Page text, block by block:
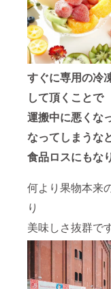
すぐに専用の冷
して頂くことで
運搬中に悪くな
なってしまうな
食品ロスにもな
何より果物本来
り
美味しさ抜群で